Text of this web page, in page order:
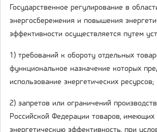
Государственное регулирование в
энергосбережения и повышения
эффективности осуществляется путем
1) требований к обороту отдельных
функциональное назначение которых
использование энергетических ресурсов;
2) запретов или ограничений
Российской Федерации товаров, имеющих
энергетическую эффективность, при